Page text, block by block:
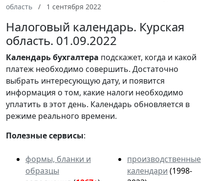
область
1 сентября 2022
Налоговый календарь. Курская
область. 01.09.2022
Календарьбухгалтера подскажет, когда и какой
платеж необходимо совершить. Достаточно
выбрать интересующую дату, и появится
информация о том, какие налоги необходимо
уплатить в этот день. Календарь обновляется в
режиме реального времени.
Полезные сервисы:
формы, бланки и
образцы
производственные
календари (1998-